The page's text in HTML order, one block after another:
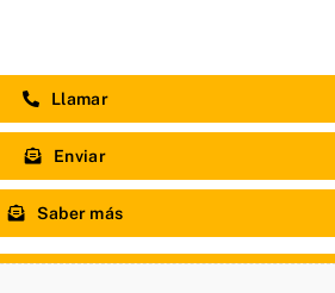
Llamar
Enviar
Saber más